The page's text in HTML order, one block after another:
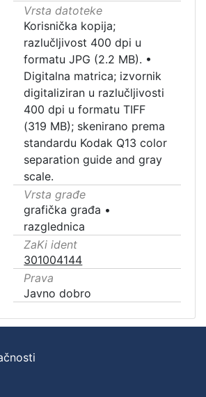
Vrsta datoteke
Korisnička kopija;
razlučljivost 400 dpi u
formatu JPG (2.2 MB). •
Digitalna matrica; izvornik
digitaliziran u razlučljivosti
400 dpi u formatu TIFF
(319 MB); skenirano prema
standardu Kodak Q13 color
separation guide and gray
scale.
Vrsta građe
grafička građa •
razglednica
ZaKi ident
301004144
Prava
Javno dobro